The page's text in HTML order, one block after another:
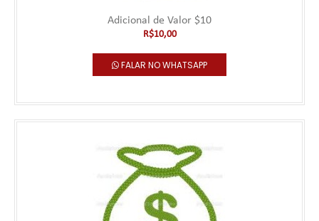
Adicional de Valor $10
R$10,00
FALAR NO WHATSAPP